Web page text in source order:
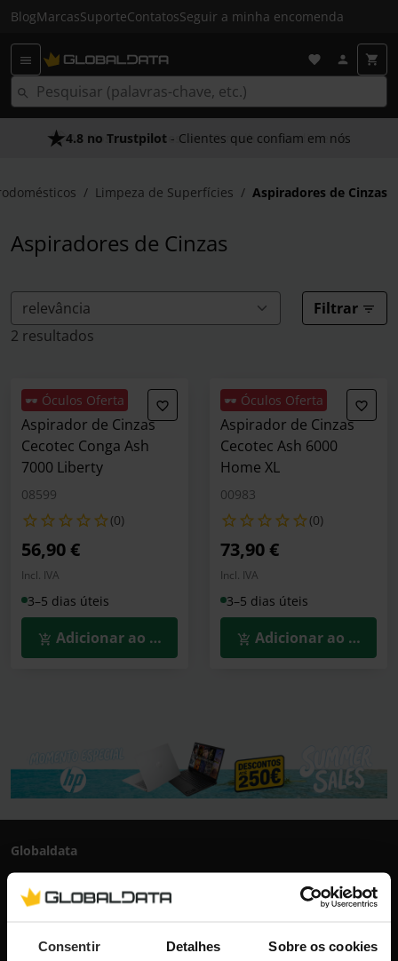
Consentir Detalhes Sobre os cookies
BlogMarcasSuporteContatosSeguir a minha encomenda
As Nossas Promessas- O melhor atendimento
4.8 no Trustpilot - Clientes que confiam em nós
Limpeza de Superfícies Aspiradores de Cinzas
Aspiradores de Cinzas
Filtrar
2 resultados
🕶️ Óculos Oferta
Aspirador de Cinzas
Cecotec Conga Ash
7000 Liberty
08599
(0)
56,90 €
Incl. IVA
3–5 dias úteis
Adicionar ao Carrinho
🕶️ Óculos Oferta
Aspirador de Cinzas
Cecotec Ash 6000
Home XL
00983
(0)
73,90 €
Incl. IVA
3–5 dias úteis
Adicionar ao
Globaldata
+351 300 600 520
dias úteis das 10h-13h e 14h-18h
As nossas comunidades